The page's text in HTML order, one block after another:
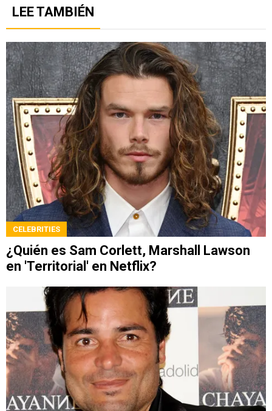
LEE TAMBIÉN
CELEBRITIES
¿Quién es Sam Corlett, Marshall Lawson
en 'Territorial' en Netflix?